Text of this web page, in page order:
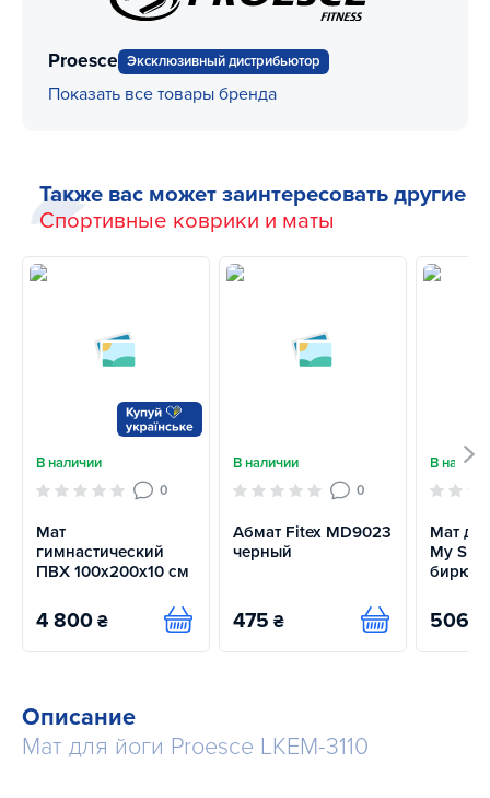
Proesce Эксклюзивный дистрибьютор
Показать все товары бренда
Также вас может заинтересовать другие
Спортивные коврики и маты
В наличии
0
Мат
гимнастический
ПВХ 100х200х10 см
4 800 ₴ Купить
В наличии
0
Абмат Fitex MD9023
черный
475 ₴ Купить
В
Мат
My
506
Описание
Мат для йоги Proesce LKEM-3110